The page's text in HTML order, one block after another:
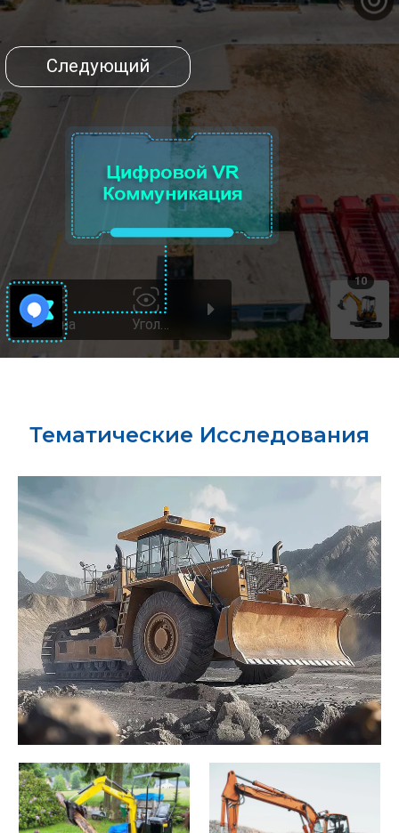
Тематические Исследования